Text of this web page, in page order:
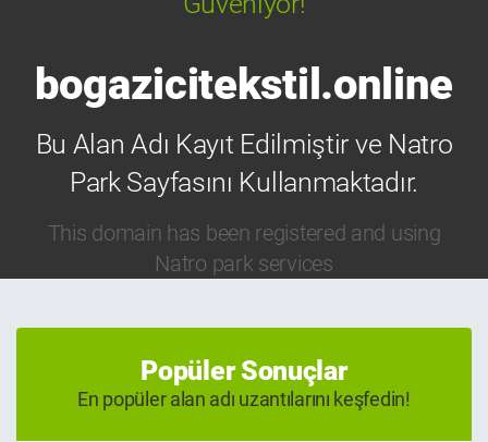
bogazicitekstil.online
Bu Alan Adı Kayıt Edilmiştir ve Natro
Park Sayfasını Kullanmaktadır.
This domain has been registered and using
Natro park services
Popüler Sonuçlar
En popüler alan adı uzantılarını keşfedin!